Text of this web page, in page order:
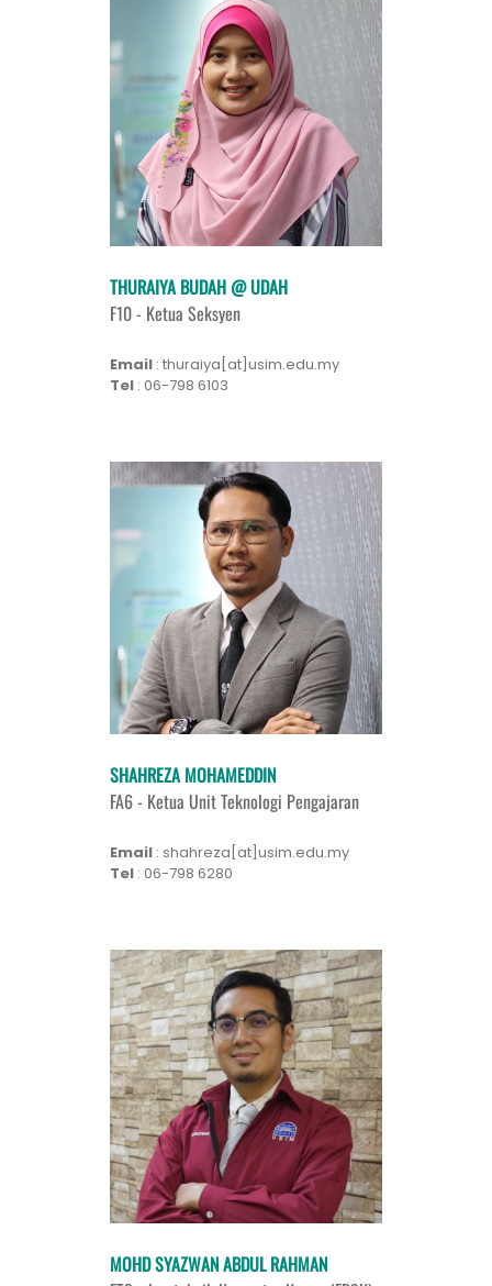
THURAIYA BUDAH @ UDAH
F10 - Ketua Seksyen
Email : thuraiya[at]usim.edu.my
Tel : 06-798 6103
SHAHREZA MOHAMEDDIN
FA6 - Ketua Unit Teknologi Pengajaran
Email : shahreza[at]usim.edu.my
Tel : 06-798 6280
MOHD SYAZWAN ABDUL RAHMAN